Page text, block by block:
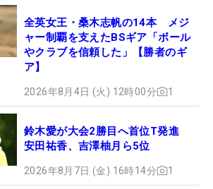
全英女王・桑木志帆の14本 メジ
ャー制覇を支えたBSギア「ボール
やクラブを信頼した」【勝者のギ
ア】
2026年8月4日 (火) 12時00分 1
鈴木愛が大会2勝目へ首位T発進
安田祐香、吉澤柚月ら5位
2026年8月7日 (金) 16時14分 1